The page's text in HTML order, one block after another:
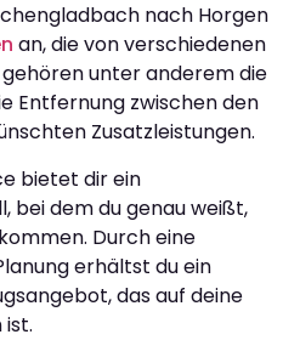
nach Horgen
an, die von verschiedenen
unter anderem die
Entfernung zwischen den
Zusatzleistungen.
bietet dir ein
bei dem du genau weißt,
Durch eine
erhältst du ein
das auf deine